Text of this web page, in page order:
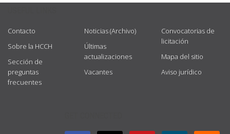
Contacto
Sobre la HCCH
Sección de
preguntas
frecuentes
Noticias (Archivo)
Últimas
actualizaciones
Vacantes
Convocatorias de
licitación
Mapa del sitio
Aviso jurídico